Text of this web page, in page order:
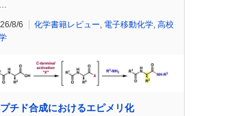
8/6 化学書籍レビュー 電子移動化学 高校
チド合成におけるエピメリ化